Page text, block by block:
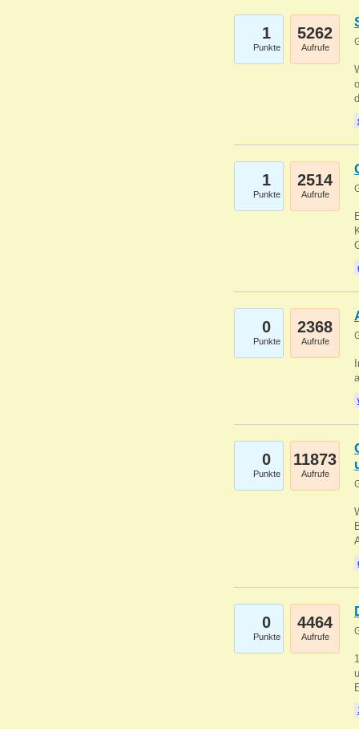
1
Punkte
5262
Aufrufe
1
Punkte
2514
Aufrufe
0
Punkte
2368
Aufrufe
0
Punkte
11873
Aufrufe
0
Punkte
4464
Aufrufe